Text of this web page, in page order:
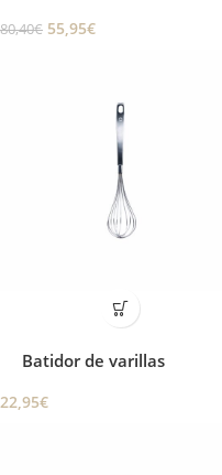
80,40€ 55,95€
Batidor de varillas
22,95€